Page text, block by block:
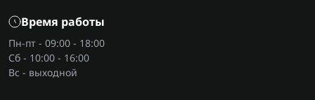
Время работы
Пн-пт - 09:00 - 18:00
Сб - 10:00 - 16:00
Вс - выходной